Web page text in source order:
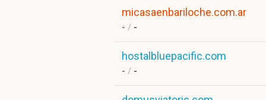
micasaenbariloche.com.ar
- / -
hostalbluepacific.com
- / -